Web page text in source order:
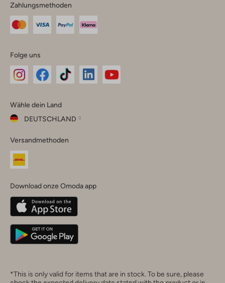
Zahlungsmethoden
Folge uns
Instagram
Facebook
TikTok
Wähle dein Land
DEUTSCHLAND
dein
Land
Belgique(Français)
Deutschland
Versandmethoden
Download onze Omoda app
*This is only valid for items that are in stock. To be sure, please